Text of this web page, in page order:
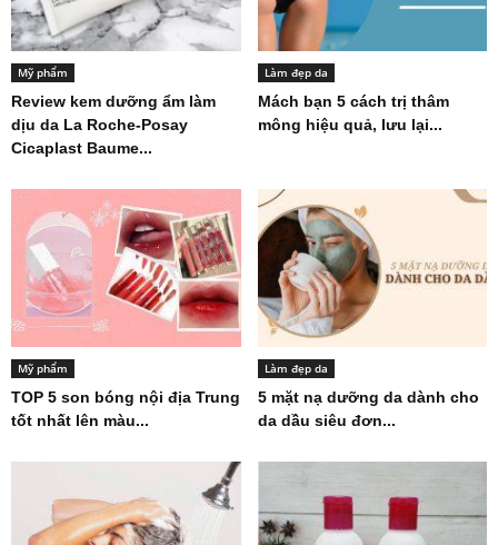
Mỹ phẩm
Review kem dưỡng ẩm làm
dịu da La Roche-Posay
Cicaplast Baume...
Làm đẹp da
Mách bạn 5 cách trị thâm
mông hiệu quả, lưu lại...
Mỹ phẩm
TOP 5 son bóng nội địa Trung
tốt nhất lên màu...
Làm đẹp da
5 mặt nạ dưỡng da dành cho
da dầu siêu đơn...